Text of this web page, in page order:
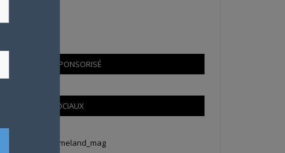
CONTENU SPONSORISÉ
RÉSEAUX SOCIAUX
Tweets by Animeland_mag